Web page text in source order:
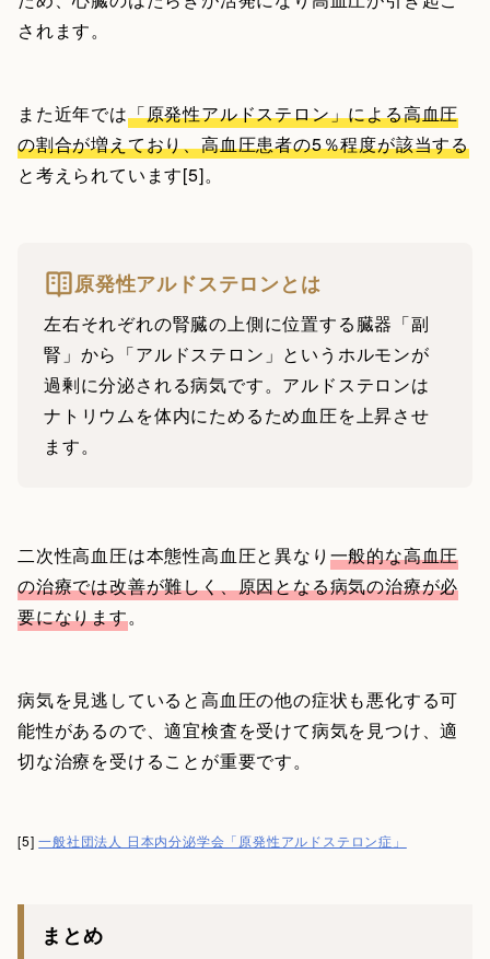
されます。
また近年では「原発性アルドステロン」による高血圧
の割合が増えており、高血圧患者の5％程度が該当する
と考えられています[5]。
原発性アルドステロンとは
左右それぞれの腎臓の上側に位置する臓器「副
腎」から「アルドステロン」というホルモンが
過剰に分泌される病気です。アルドステロンは
ナトリウムを体内にためるため血圧を上昇させ
ます。
二次性高血圧は本態性高血圧と異なり 一般的な高血圧
の治療では改善が難しく、原因となる病気の治療が必
要になります。
病気を見逃していると高血圧の他の症状も悪化する可
能性があるので、適宜検査を受けて病気を見つけ、適
切な治療を受けることが重要です。
[5]一般社団法人 日本内分泌学会「原発性アルドステロン症」
まとめ